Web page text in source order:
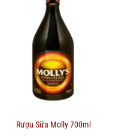
Rượu Sữa Molly 700ml